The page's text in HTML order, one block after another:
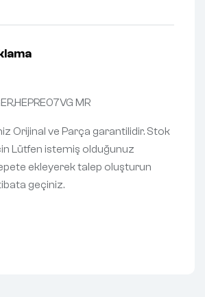
MR
Orijinal ve Parça garantilidir. Stok
Lütfen istemiş olduğunuz
ekleyerek talep oluşturun
geçiniz.